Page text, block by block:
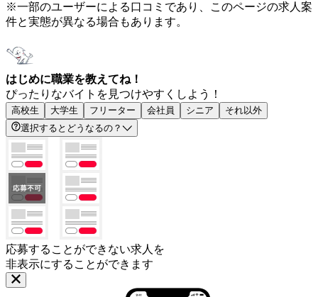
※一部のユーザーによる口コミであり、このページの求人案
件と実態が異なる場合もあります。
はじめに職業を教えてね！
ぴったりなバイトを見つけやすくしよう！
高校生 大学生 フリーター 会社員 シニア
それ以外
選択するとどうなるの？
応募することができない求人を
非表示にすることができます